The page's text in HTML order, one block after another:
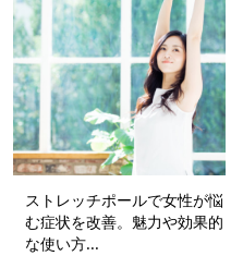
ストレッチポールで女性が悩
む症状を改善。魅力や効果的
な使い方...